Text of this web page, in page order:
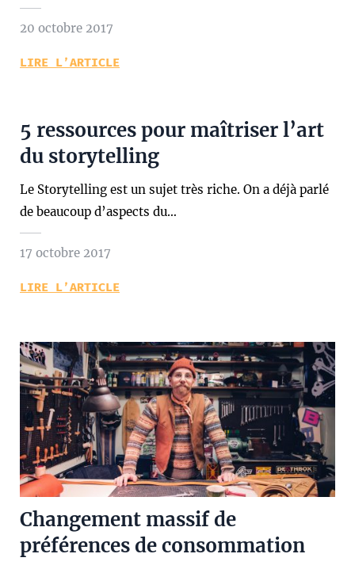
20 octobre 2017
LIRE L’ARTICLE
5 ressources pour maîtriser l’art
du storytelling
Le Storytelling est un sujet très riche. On a déjà parlé
de beaucoup d’aspects du…
17 octobre 2017
LIRE L’ARTICLE
Changement massif de
préférences de consommation